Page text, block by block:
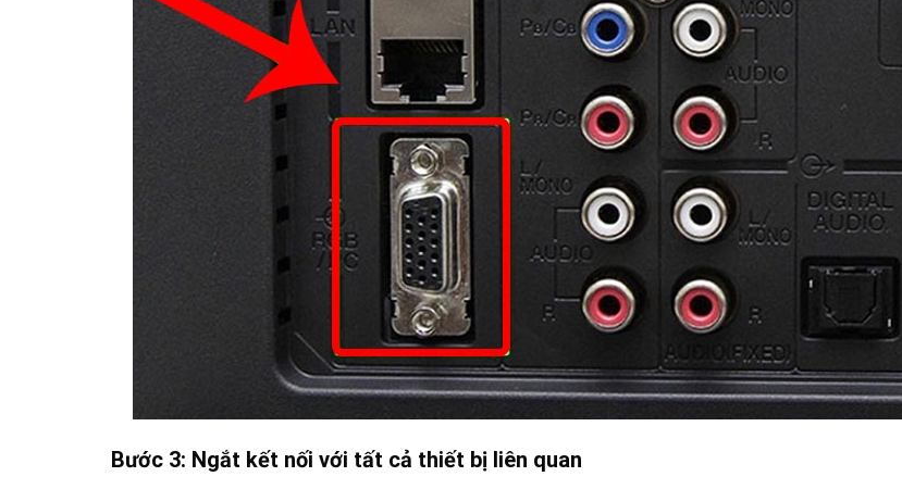
Bước 3: Ngắt kết nối với tất cả thiết bị liên quan